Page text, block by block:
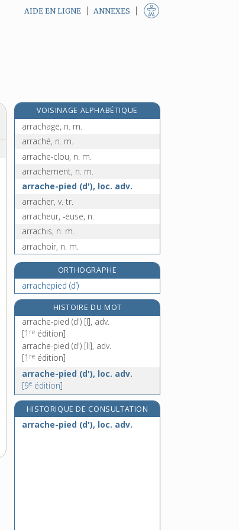
AIDE EN LIGNE ANNEXES
VOISINAGE ALPHABÉTIQUE
arquer, v. tr.
arrachage, n. m.
arraché, n. m.
arrache-clou, n. m.
arrachement, n. m.
arrache-pied (d'), loc. adv.
arracher, v. tr.
arracheur, -euse, n.
arrachis, n. m.
arrachoir, n. m.
arraisonnement, n. m.
arraisonner, v. tr.
arrangeable, adj.
arrangeant, -ante, adj.
arrangement, n. m.
ORTHOGRAPHE
arrachepied (d’)
HISTOIRE DU MOT
arrache-pied (d') [I], adv.
[1 re édition]
arrache-pied (d') [II], adv.
[1 re édition]
arrache-pied (d'), loc. adv.
[9e édition]
HISTORIQUE DE CONSULTATION
arrache-pied (d'), loc. adv.